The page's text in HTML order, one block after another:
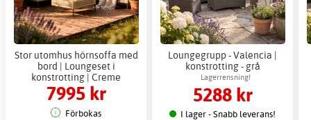
Stor utomhus hörnsoffa med
bord | Loungeset i
konstrotting | Creme
7995 kr
Förbokas
Loungegrupp - Valencia |
konstrotting - grå
Lagerrensning!
5288 kr
I lager - Snabb leverans!